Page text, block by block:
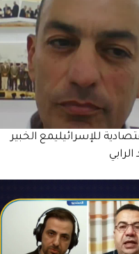
اقتصادية للإسرائيليمع الخبير